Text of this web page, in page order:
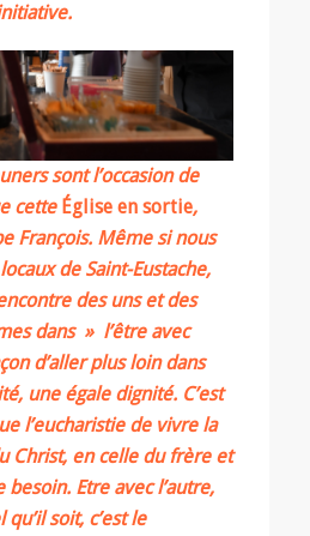
sont l’occasion de
cette Église en sortie,
François. Même si nous
de Saint-Eustache,
des uns et des
dans » l’être avec
d’aller plus loin dans
une égale dignité. C’est
l’eucharistie de vivre la
Christ, en celle du frère et
Etre avec l’autre,
soit, c’est le